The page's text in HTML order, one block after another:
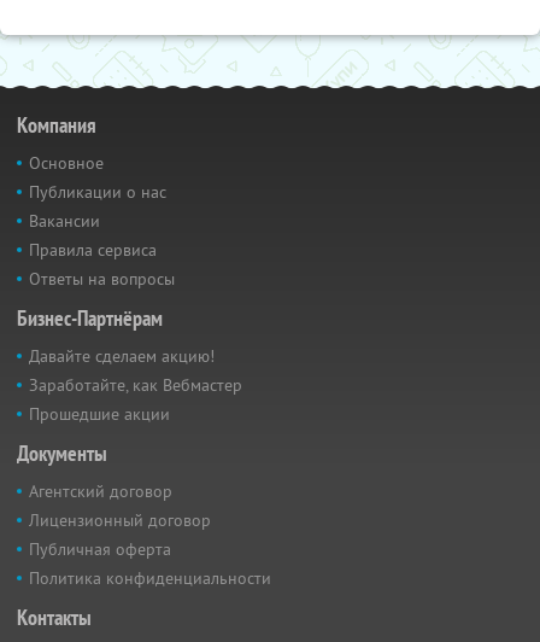
Компания
Основное
Публикации о нас
Вакансии
Правила сервиса
Ответы на вопросы
Бизнес-Партнёрам
Давайте сделаем акцию!
Заработайте, как Вебмастер
Прошедшие акции
Документы
Агентский договор
Лицензионный договор
Публичная оферта
Политика конфиденциальности
Контакты